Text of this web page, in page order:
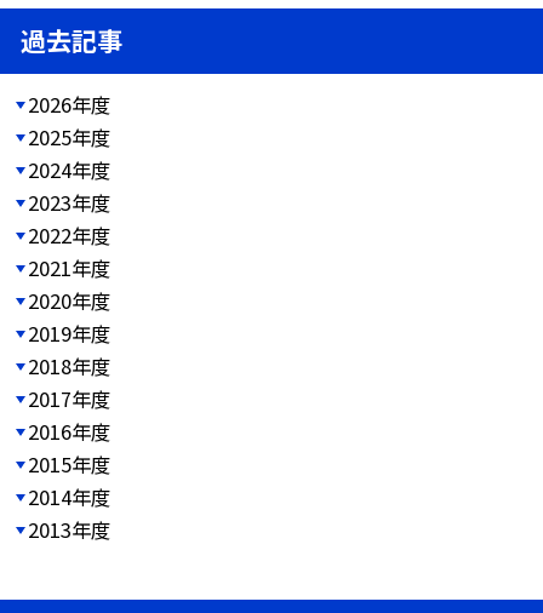
過去記事
2026年度
2025年度
2024年度
2023年度
2022年度
2021年度
2020年度
2019年度
2018年度
2017年度
2016年度
2015年度
2014年度
2013年度